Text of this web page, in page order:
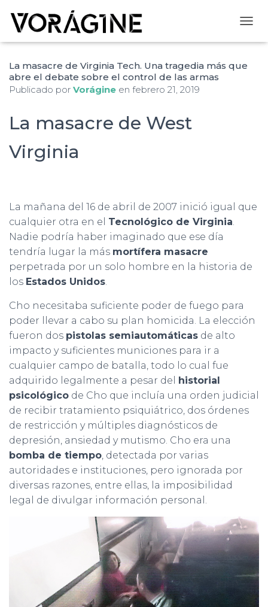
La masacre de Virginia Tech. Una tragedia más que
abre el debate sobre el control de las armas
Publicado por Vorágine en febrero 21, 2019
La masacre de West
Virginia
La mañana del 16 de abril de 2007 inició igual que
cualquier otra en el Tecnológico de Virginia.
Nadie podría haber imaginado que ese día
tendría lugar la más mortífera masacre
perpetrada por un solo hombre en la historia de
los Estados Unidos.
Cho necesitaba suficiente poder de fuego para
poder llevar a cabo su plan homicida. La elección
fueron dos pistolas semiautomáticas de alto
impacto y suficientes municiones para ir a
cualquier campo de batalla, todo lo cual fue
adquirido legalmente a pesar del historial
psicológico de Cho que incluía una orden judicial
de recibir tratamiento psiquiátrico, dos órdenes
de restricción y múltiples diagnósticos de
depresión, ansiedad y mutismo. Cho era una
bomba de tiempo, detectada por varias
autoridades e instituciones, pero ignorada por
diversas razones, entre ellas, la imposibilidad
legal de divulgar información personal.